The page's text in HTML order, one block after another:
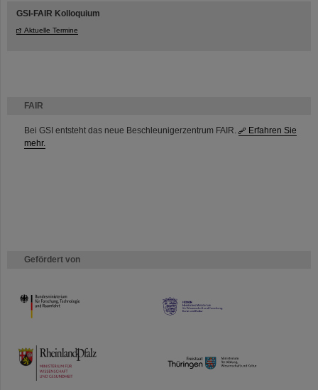
FAIR
Bei GSI entsteht das neue Beschleunigerzentrum FAIR.
Erfahren Sie
mehr.
Gefördert von
HMWK
TMWWDG
GSI-FAIR Kolloquium
Aktuelle Termine